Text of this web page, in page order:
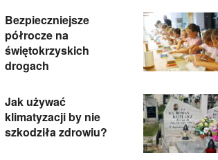
Bezpieczniejsze
półrocze na
świętokrzyskich
drogach
Jak używać
klimatyzacji by nie
szkodziła zdrowiu?